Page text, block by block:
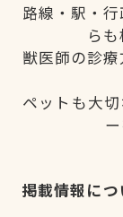
路線・駅・
ら
獣医師の診
ペットも大
掲載情報につ